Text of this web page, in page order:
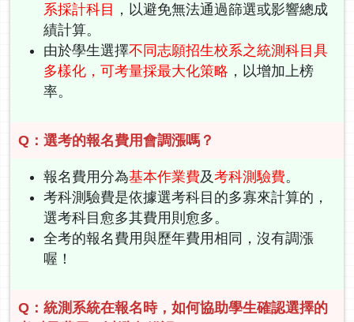
系採計科目 ，以避免無法通過篩選或影響總成
績計算。
由於學生選擇不同志願招生校系之統測科目具
多樣化，可考量採最大化策略 ，以增加上榜
率。
Q：選考的報名費用會調漲嗎？
報名費用分為基本作業費及考科測驗費。
考科測驗費是依據選考科目的多寡來計算的，
選考科目愈多其費用則愈多。
全考的報名費用與歷年費用相同，沒有調漲
喔！
Q：統測系統在報名時，如何協助學生確認選擇的